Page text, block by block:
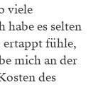
viele
habe es selten
ertappt fühle,
mich an der
des